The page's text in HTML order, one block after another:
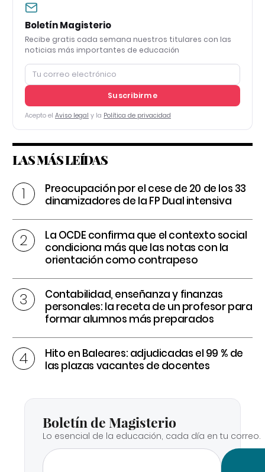
Boletín Magisterio
Recibe gratis cada semana nuestros titulares con las
noticias más importantes de educación
Suscribirme
Acepto el Aviso legal y la Política de privacidad
LAS MÁS LEÍDAS
Preocupación por el cese de 20 de los 33
dinamizadores de la FP Dual intensiva
La OCDE confirma que el contexto social
condiciona más que las notas con la
orientación como contrapeso
Contabilidad, enseñanza y finanzas
personales: la receta de un profesor para
formar alumnos más preparados
Hito en Baleares: adjudicadas el 99 % de
las plazas vacantes de docentes
Boletín de Magisterio
Lo esencial de la educación, cada día en tu correo.